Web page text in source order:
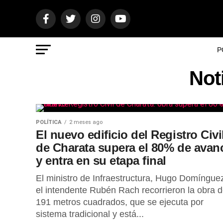
POLÍTICA 2 meses ago
El nuevo edificio del Registro
de Charata supera el 80% de
y entra en su etapa final
El ministro de Infraestructura, Hugo
el intendente Rubén Rach recorrieron la obra
191 metros cuadrados, que se ejecuta por
sistema tradicional y está...